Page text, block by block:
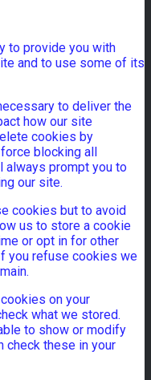
to provide you with
and to use some of its
to deliver the
how our site
cookies by
blocking all
prompt you to
our site.
cookies but to avoid
us to store a cookie
or opt in for other
you refuse cookies we
on your
what we stored.
to show or modify
check these in your